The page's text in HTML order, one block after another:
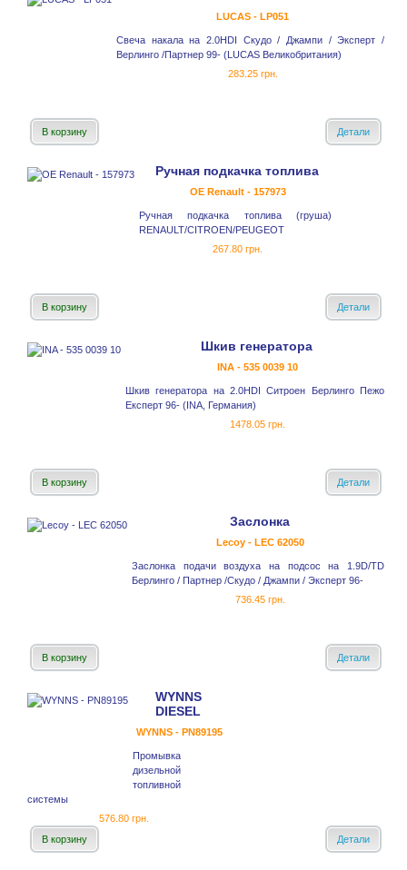
LUCAS - LP051
Свеча накала на 2.0HDI Скудо / Джампи / Эксперт /
Верлинго /Партнер 99- (LUCAS Великобритания)
283.25 грн.
В корзину Детали
Ручная подкачка топлива
OE Renault - 157973
Ручная подкачка топлива (груша)
RENAULT/CITROEN/PEUGEOT
267.80 грн.
В корзину Детали
Шкив генератора
INA - 535 0039 10
Шкив генератора на 2.0HDI Ситроен Берлинго Пежо
Експерт 96- (INA, Германия)
1478.05 грн.
В корзину Детали
Заслонка
Lecoy - LEC 62050
Заслонка подачи воздуха на подсос на 1.9D/TD
Берлинго / Партнер /Скудо / Джампи / Эксперт 96-
736.45 грн.
В корзину Детали
WYNNS
DIESEL
WYNNS - PN89195
Промывка
дизельной
топливной
системы
576.80 грн.
В корзину
Детали